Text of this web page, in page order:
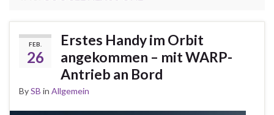
FEB.
26
Erstes Handy im Orbit
angekommen – mit WARP-
Antrieb an Bord
BySB in Allgemein